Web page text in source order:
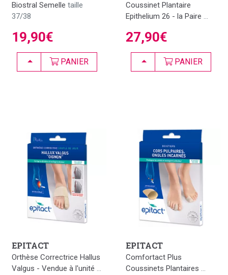
Biostral Semelle taille
37/38
19,90€
CHOISIR PANIER
Coussinet Plantaire
Epithelium 26 - la Paire ...
27,90€
CHOISIR PANIER
EPITACT
Orthèse Correctrice Hallus
Valgus - Vendue à l'unité ...
EPITACT
Comfortact Plus
Coussinets Plantaires ...